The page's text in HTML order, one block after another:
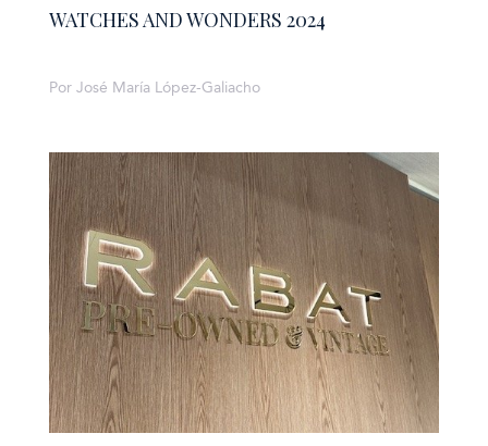
WATCHES AND WONDERS 2024
Por José María López-Galiacho